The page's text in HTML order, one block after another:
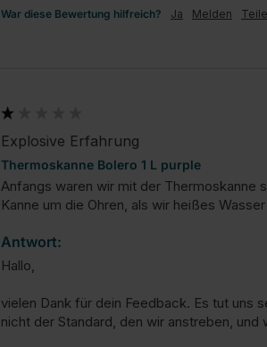
War diese Bewertung hilfreich? Ja Melden
Explosive Erfahrung
Thermoskanne Bolero 1 L purple
Anfangs waren wir mit der Thermoskanne
Kanne um die Ohren, als wir heißes
Antwort:
Hallo,
vielen Dank für dein Feedback. Es tut uns
nicht der Standard, den wir anstreben,